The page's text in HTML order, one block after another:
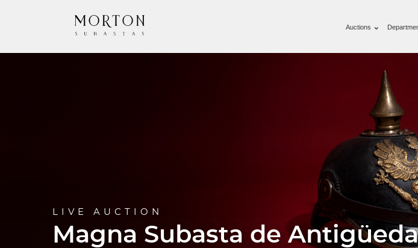
Auctions
LIVE AUCTION
Magna Subasta de